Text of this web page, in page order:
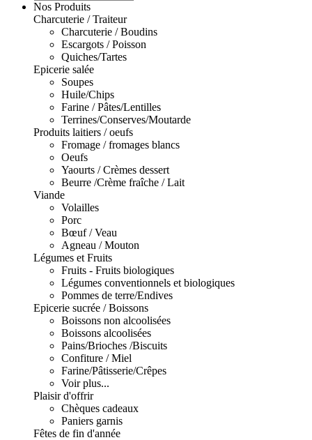
Nos Produits
Charcuterie / Traiteur
Charcuterie / Boudins
Escargots / Poisson
Quiches/Tartes
Epicerie salée
Soupes
Huile/Chips
Farine / Pâtes/Lentilles
Terrines/Conserves/Moutarde
Produits laitiers / oeufs
Fromage / fromages blancs
Oeufs
Yaourts / Crèmes dessert
Beurre /Crème fraîche / Lait
Viande
Volailles
Porc
Bœuf / Veau
Agneau / Mouton
Légumes et Fruits
Fruits - Fruits biologiques
Légumes conventionnels et biologiques
Pommes de terre/Endives
Epicerie sucrée / Boissons
Boissons non alcoolisées
Boissons alcoolisées
Pains/Brioches /Biscuits
Confiture / Miel
Farine/Pâtisserie/Crêpes
Voir plus...
Plaisir d'offrir
Chèques cadeaux
Paniers garnis
Fêtes de fin d'année